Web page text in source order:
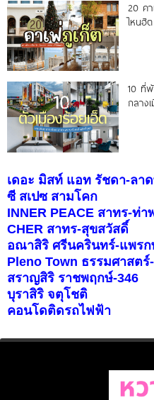
20 คา
ไหนฮิ
10 ที่
กลาง
เดอะ มิสท์ แอท รัชดา-ลา
ซี สเปซ สามโคก
INNER PEACE สาทร-ท่า
CHER สาทร-สุขสวัสดิ์
อณาสิริ ศรีนครินทร์-แพรก
Pleno Town ธรรมศาสตร์
สราญสิริ ราชพฤกษ์-346
บุราสิริ จตุโชติ
คอนโดติดรถไฟฟ้า